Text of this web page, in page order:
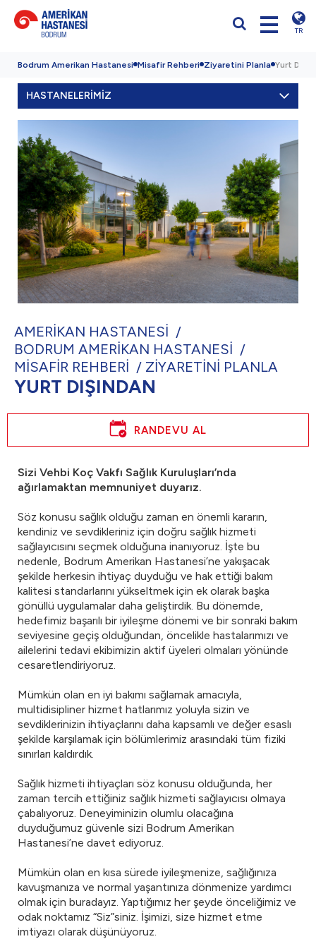
TR
Bodrum Amerikan Hastanesi Misafir Rehberi Ziyaretini Planla Yurt
HASTANELERİMİZ
AMERİKAN HASTANESİ
BODRUM AMERİKAN HASTANESİ
MİSAFİR REHBERİ
ZİYARETİNİ PLANLA
YURT DIŞINDAN
RANDEVU AL
Sizi Vehbi Koç Vakfı Sağlık Kuruluşları’nda
ağırlamaktan memnuniyet duyarız.
Söz konusu sağlık olduğu zaman en önemli kararın,
kendiniz ve sevdikleriniz için doğru sağlık hizmeti
sağlayıcısını seçmek olduğuna inanıyoruz. İşte bu
nedenle, Bodrum Amerikan Hastanesi’ne yakışacak
şekilde herkesin ihtiyaç duyduğu ve hak ettiği bakım
kalitesi standarlarını yükseltmek için ek olarak başka
gönüllü uygulamalar daha geliştirdik. Bu dönemde,
hedefimiz başarılı bir iyileşme dönemi ve bir sonraki bakım
seviyesine geçiş olduğundan, öncelikle hastalarımızı ve
ailelerini tedavi ekibimizin aktif üyeleri olmaları yönünde
cesaretlendiriyoruz.
Mümkün olan en iyi bakımı sağlamak amacıyla,
multidisipliner hizmet hatlarımız yoluyla sizin ve
sevdiklerinizin ihtiyaçlarını daha kapsamlı ve değer esaslı
şekilde karşılamak için bölümlerimiz arasındaki tüm fiziki
sınırları kaldırdık.
Sağlık hizmeti ihtiyaçları söz konusu olduğunda, her
zaman tercih ettiğiniz sağlık hizmeti sağlayıcısı olmaya
çabalıyoruz. Deneyiminizin olumlu olacağına
duyduğumuz güvenle sizi Bodrum Amerikan
Hastanesi’ne davet ediyoruz.
Mümkün olan en kısa sürede iyileşmenize, sağlığınıza
kavuşmanıza ve normal yaşantınıza dönmenize yardımcı
olmak için buradayız. Yaptığımız her şeyde önceliğimiz ve
odak noktamız “Siz”siniz. İşimizi, size hizmet etme
imtiyazı olarak düşünüyoruz.